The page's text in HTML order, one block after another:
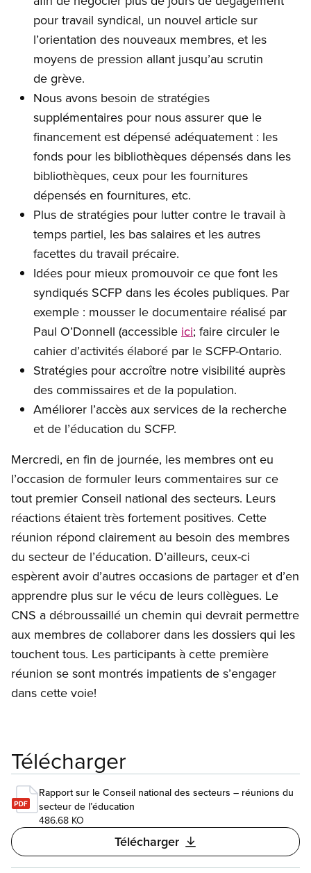
pour travail syndical, un nouvel article sur
l’orientation des nouveaux membres, et les
moyens de pression allant jusqu’au scrutin
de grève.
Nous avons besoin de stratégies
supplémentaires pour nous assurer que le
financement est dépensé adéquatement : les
fonds pour les bibliothèques dépensés dans les
bibliothèques, ceux pour les fournitures
dépensés en fournitures, etc.
Plus de stratégies pour lutter contre le travail à
temps partiel, les bas salaires et les autres
facettes du travail précaire.
Idées pour mieux promouvoir ce que font les
syndiqués SCFP dans les écoles publiques. Par
exemple : mousser le documentaire réalisé par
Paul O’Donnell (accessible ici; faire circuler le
cahier d’activités élaboré par le SCFP-Ontario.
Stratégies pour accroître notre visibilité auprès
des commissaires et de la population.
Améliorer l’accès aux services de la recherche
et de l’éducation du SCFP.
Mercredi, en fin de journée, les membres ont eu
l’occasion de formuler leurs commentaires sur ce
tout premier Conseil national des secteurs. Leurs
réactions étaient très fortement positives. Cette
réunion répond clairement au besoin des membres
du secteur de l’éducation. D’ailleurs, ceux-ci
espèrent avoir d’autres occasions de partager et d’en
apprendre plus sur le vécu de leurs collègues. Le
CNS a débroussaillé un chemin qui devrait permettre
aux membres de collaborer dans les dossiers qui les
touchent tous. Les participants à cette première
réunion se sont montrés impatients de s’engager
dans cette voie!
Télécharger
Rapport sur le Conseil national des secteurs – réunions du
secteur de l’éducation
486.68 KO
Télécharger